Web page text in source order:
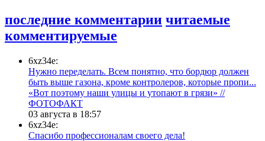
последние комментарии читаемые
комментируемые
6xz34e:
Нужно переделать. Всем понятно, что бордюр должен
быть выше газона, кроме контролеров, которые пропи...
«Вот поэтому наши улицы и утопают в грязи» //
ФОТОФАКТ
03 августа в 18:57
6xz34e:
Спасибо профессионалам своего дела!